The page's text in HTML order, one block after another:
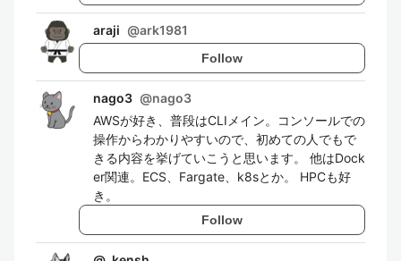
araji @ark1981
Follow
nago3 @nago3
AWSが好き、普段はCLIメイン。コンソールでの
操作からわかりやすいので、初めての人でもで
きる内容を挙げていこうと思います。 他はDock
er関連。ECS、Fargate、k8sとか。 HPCも好
き。
Follow